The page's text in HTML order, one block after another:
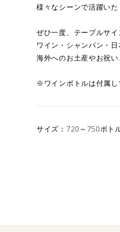
様々なシーンで活躍いた
ぜひ一度、テーブルサイ
ワイン・シャンパン・
海外へのお土産やお祝
※ワインボトルは付属し
サイズ：720～750ボト